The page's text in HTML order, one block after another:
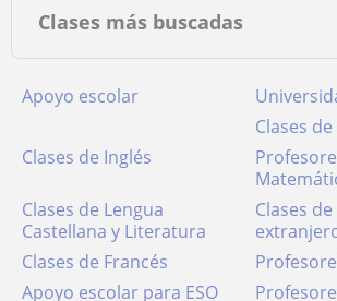
Clases más buscadas
Apoyo escolar
Clases
Clases de Inglés
Profesores de
Clases de Lengua
Castellana y Literatura
Clases de Español para
Clases de Francés
Apoyo escolar para ESO